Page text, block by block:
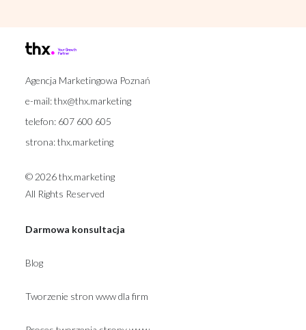
Agencja Marketingowa Poznań
e-mail:thx@thx.marketing
telefon: 607 600 605
strona:thx.marketing
© 2026 thx.marketing
All Rights Reserved
Darmowa konsultacja
Blog
Tworzenie stron www dla firm